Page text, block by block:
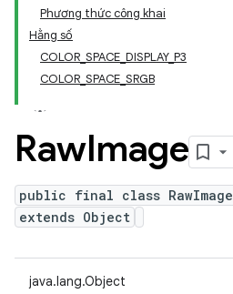
Phương thức công khai
Hằng số
COLOR_SPACE_DISPLAY_P3
COLOR_SPACE_SRGB
RawImage
public final class RawImage
extends Object
java.lang.Object